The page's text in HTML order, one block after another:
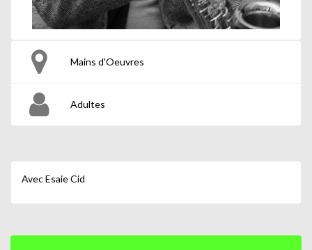
Mains d'Oeuvres
Adultes
Avec Esaie Cid